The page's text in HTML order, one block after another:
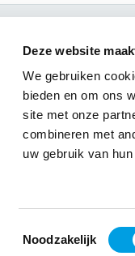
Deze website
We gebruiken
bieden en om ons
site met onze
combineren met
uw gebruik van
Noodzakelijk